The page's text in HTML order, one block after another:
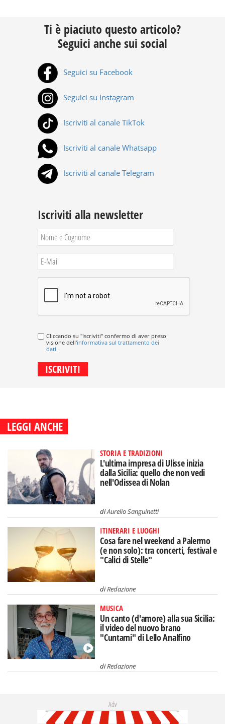
Ti è piaciuto questo articolo?
Seguici anche sui social
Seguici su Facebook
Seguici su Instagram
Iscriviti al canale TikTok
Iscriviti al canale Whatsapp
Iscriviti al canale Telegram
Iscriviti alla newsletter
Cliccando su "Iscriviti" confermo di aver preso
visione dell'informativa sul trattamento dei
dati.
LEGGI ANCHE
STORIA E TRADIZIONI
L'ultima impresa di Ulisse inizia
dalla Sicilia: quello che non vedi
nell'Odissea di Nolan
diAurelio Sanguinetti
ITINERARI E LUOGHI
Cosa fare nel weekend a Palermo
(e non solo): tra concerti, festival e
"Calici di Stelle"
diRedazione
MUSICA
Un canto (d'amore) alla sua Sicilia:
il video del nuovo brano
"Cuntami" di Lello Analfino
diRedazione
Adv